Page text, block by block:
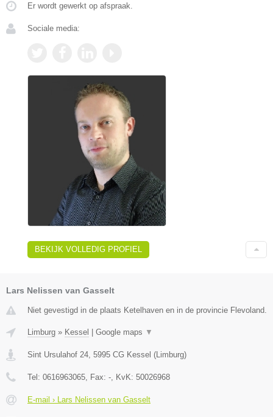
Er wordt gewerkt op afspraak.
Sociale media:
BEKIJK VOLLEDIG PROFIEL
Lars Nelissen van Gasselt
Niet gevestigd in de plaats Ketelhaven en in de provincie Flevoland.
Limburg » Kessel Google maps ▼
Sint Ursulahof 24, 5995 CG Kessel (Limburg)
Tel: 0616963065, Fax: -, KvK: 50026968
E-mail › Lars Nelissen van Gasselt